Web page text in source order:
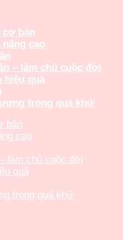
cơ bản
cao
– làm chủ cuộc đời
hiệu quả
trong quá khứ
bản
cao
làm chủ cuộc đời
quả
trong quá khứ